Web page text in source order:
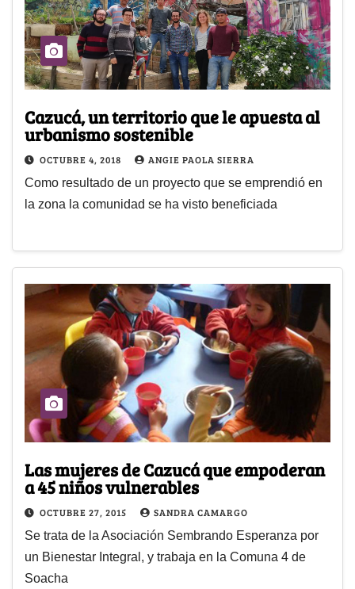
Cazucá, un territorio que le apuesta al
urbanismo sostenible
OCTUBRE 4, 2018 ANGIE PAOLA SIERRA
Como resultado de un proyecto que se emprendió en
la zona la comunidad se ha visto beneficiada
Las mujeres de Cazucá que empoderan
a 45 niños vulnerables
OCTUBRE 27, 2015 SANDRA CAMARGO
Se trata de la Asociación Sembrando Esperanza por
un Bienestar Integral, y trabaja en la Comuna 4 de
Soacha